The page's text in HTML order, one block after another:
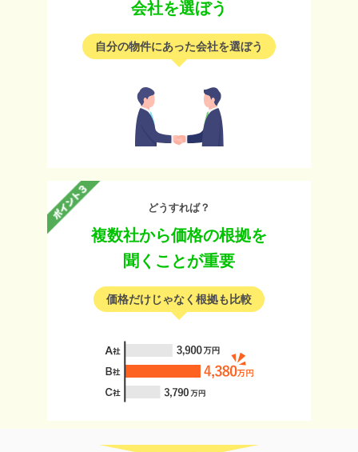
会社を選ぼう
自分の物件にあった会社を選ぼう
どうすれば？
複数社から価格の根拠を
聞くことが重要
価格だけじゃなく根拠も比較